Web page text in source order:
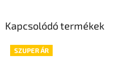
Kapcsolódó termékek
SZUPER ÁR